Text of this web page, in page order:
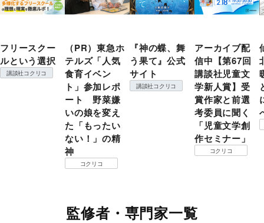
フリースクー
ルという選択
講談社コクリコ
（PR）東急ホ
テルズ「人気
食育イベン
ト」参加レポ
ート 野菜嫌
いの娘を変え
た「もったい
ない！」の精
神
コクリコ
『神の蝶、舞
う果て』公式
サイト
講談社コクリコ
アーカイブ配
信中【第67回
講談社児童文
学新人賞】受
賞作家と前選
考委員に聞く
「児童文学創
作セミナー」
コクリコ
監修者・専門家一覧